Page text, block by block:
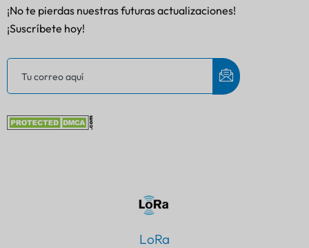
¡No te pierdas nuestras futuras actualizaciones!
¡Suscríbete hoy!
LoRa